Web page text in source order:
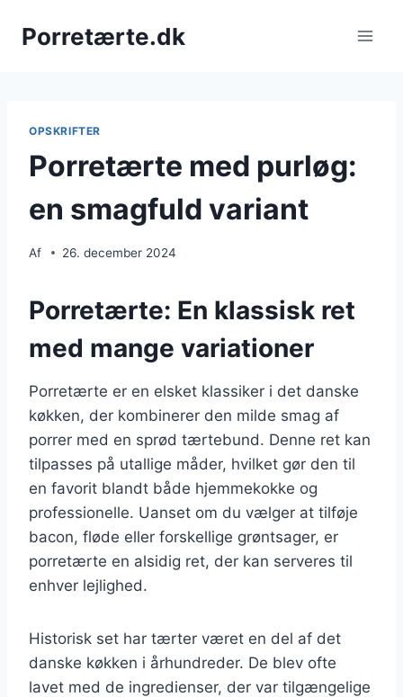
Porretærte.dk
OPSKRIFTER
Porretærte med purløg:
en smagfuld variant
Af 26. december 2024
Porretærte: En klassisk ret
med mange variationer
Porretærte er en elsket klassiker i det danske
køkken, der kombinerer den milde smag af
porrer med en sprød tærtebund. Denne ret kan
tilpasses på utallige måder, hvilket gør den til
en favorit blandt både hjemmekokke og
professionelle. Uanset om du vælger at tilføje
bacon, fløde eller forskellige grøntsager, er
porretærte en alsidig ret, der kan serveres til
enhver lejlighed.
Historisk set har tærter været en del af det
danske køkken i århundreder. De blev ofte
lavet med de ingredienser, der var tilgængelige